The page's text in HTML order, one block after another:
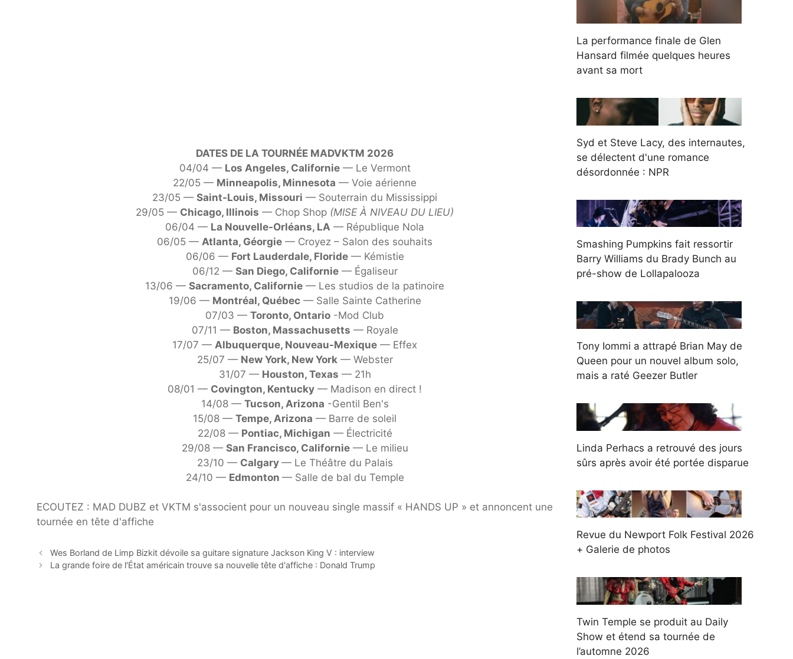
DATES DE LA TOURNÉE MADVKTM 2026
04/04 — Los Angeles, Californie— Le Vermont
22/05 — Minneapolis, Minnesota — Voie aérienne
23/05 — Saint-Louis, Missouri — Souterrain du Mississippi
29/05 — Chicago, Illinois — Chop Shop (MISE À NIVEAU DU LIEU)
06/04 — La Nouvelle-Orléans, LA — République Nola
06/05 — Atlanta, Géorgie — Croyez – Salon des souhaits
06/06 — Fort Lauderdale, Floride— Kémistie
06/12 — San Diego, Californie— Égaliseur
13/06 — Sacramento, Californie — Les studios de la patinoire
19/06 — Montréal, Québec— Salle Sainte Catherine
07/03 — Toronto, Ontario -Mod Club
07/11 — Boston, Massachusetts — Royale
17/07 — Albuquerque, Nouveau-Mexique — Effex
25/07 — New York, New York — Webster
31/07 — Houston, Texas — 21h
08/01 — Covington, Kentucky — Madison en direct !
14/08 — Tucson, Arizona -Gentil Ben's
15/08 — Tempe, Arizona — Barre de soleil
22/08 — Pontiac, Michigan — Électricité
29/08 — San Francisco, Californie— Le milieu
23/10 — Calgary — Le Théâtre du Palais
24/10 — Edmonton — Salle de bal du Temple
ECOUTEZ : MAD DUBZ et VKTM s'associent pour un nouveau single massif « HANDS UP » et annoncent une
tournée en tête d'affiche
Wes Borland de Limp Bizkit dévoile sa guitare signature Jackson King V : interview
La grande foire de l'État américain trouve sa nouvelle tête d'affiche : Donald Trump
La performance finale de Glen
Hansard filmée quelques heures
avant sa mort
Syd et Steve Lacy, des internautes,
se délectent d'une romance
désordonnée : NPR
Smashing Pumpkins fait ressortir
Barry Williams du Brady Bunch au
pré-show de Lollapalooza
Tony Iommi a attrapé Brian May de
Queen pour un nouvel album solo,
mais a raté Geezer Butler
Linda Perhacs a retrouvé des jours
sûrs après avoir été portée disparue
Revue du Newport Folk Festival 2026
+ Galerie de photos
Twin Temple se produit au Daily
Show et étend sa tournée de
l’automne 2026